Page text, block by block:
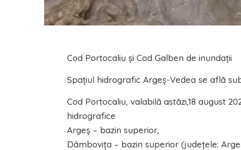
Cod Portocaliu și Cod Galben de inundații
Spațiul hidrografic Argeș-Vedea se află
Cod Portocaliu, valabilă astăzi,18 august
hidrografice
Argeș – bazin superior,
Dâmboviţa – bazin superior (judeţele: